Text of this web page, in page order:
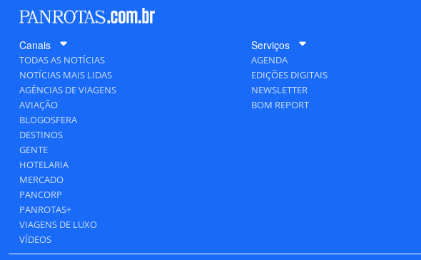
Canais
TODAS AS NOTÍCIAS
NOTÍCIAS MAIS LIDAS
AGÊNCIAS DE VIAGENS
AVIAÇÃO
BLOGOSFERA
DESTINOS
GENTE
HOTELARIA
MERCADO
PANCORP
PANROTAS+
VIAGENS DE LUXO
VÍDEOS
Serviços
AGENDA
EDIÇÕES DIGITAIS
NEWSLETTER
BOM REPORT